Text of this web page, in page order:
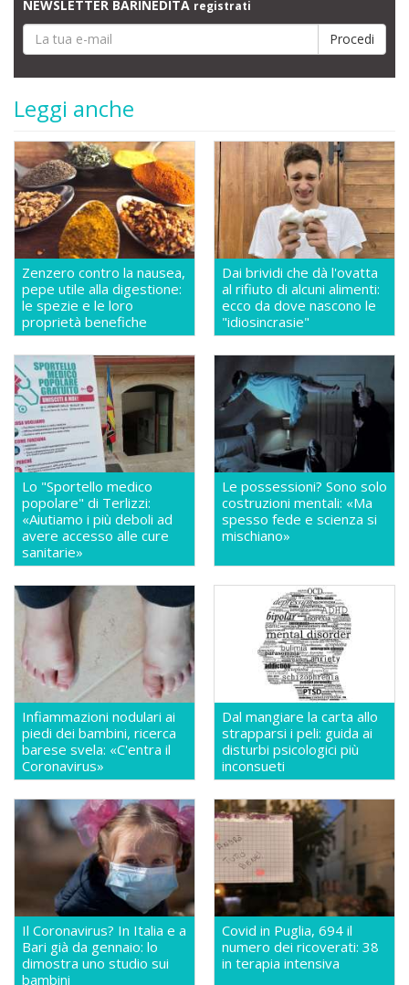
NEWSLETTER BARINEDITA registrati
Leggi anche
Zenzero contro la nausea,
pepe utile alla digestione:
le spezie e le loro
proprietà benefiche
Dai brividi che dà l'ovatta
al rifiuto di alcuni alimenti:
ecco da dove nascono le
"idiosincrasie"
Lo "Sportello medico
popolare" di Terlizzi:
«Aiutiamo i più deboli ad
avere accesso alle cure
sanitarie»
Le possessioni? Sono solo
costruzioni mentali: «Ma
spesso fede e scienza si
mischiano»
Infiammazioni nodulari ai
piedi dei bambini, ricerca
barese svela: «C'entra il
Coronavirus»
Dal mangiare la carta allo
strapparsi i peli: guida ai
disturbi psicologici più
inconsueti
Il Coronavirus? In Italia e a
Bari già da gennaio: lo
dimostra uno studio sui
bambini
Covid in Puglia, 694 il
numero dei ricoverati: 38
in terapia intensiva